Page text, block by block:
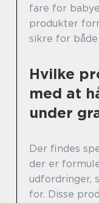
fare for
produkter
sikre for
Hvilke
med at
under
Der findes
der er
udfordringer,
for. Disse